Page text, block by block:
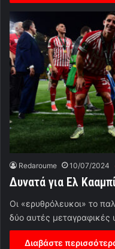
Redaroume 10/07/2024
Δυνατά για Ελ
Οι «ερυθρόλευκοι» το
δύο αυτές μεταγραφικές
Διαβάστε